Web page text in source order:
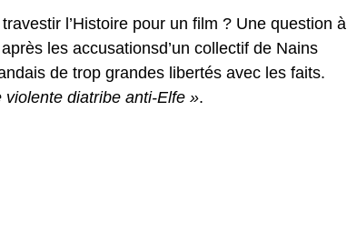
l’Histoire pour un film ? Une question à
les accusationsd’un collectif de Nains
de trop grandes libertés avec les faits.
violente diatribe anti-Elfe ».